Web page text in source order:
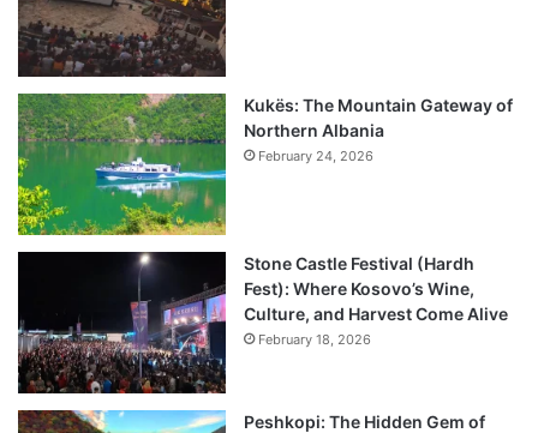
Kukës: The Mountain Gateway of
Northern Albania
February 24, 2026
Stone Castle Festival (Hardh
Fest): Where Kosovo’s Wine,
Culture, and Harvest Come Alive
February 18, 2026
Peshkopi: The Hidden Gem of